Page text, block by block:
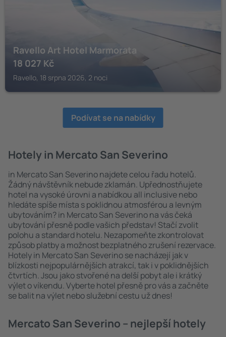
Ravello Art Hotel Marmorata
18 027 Kč
Ravello, 18 srpna 2026, 2 noci
Podívat se na nabídky
Hotely in Mercato San Severino
in Mercato San Severino najdete celou řadu hotelů.
Žádný návštěvník nebude zklamán. Upřednostňujete
hotel na vysoké úrovni a nabídkou all inclusive nebo
hledáte spíše místa s poklidnou atmosférou a levným
ubytováním? in Mercato San Severino na vás čeká
ubytování přesně podle vašich představ! Stačí zvolit
polohu a standard hotelu. Nezapomeňte zkontrolovat
způsob platby a možnost bezplatného zrušení rezervace.
Hotely in Mercato San Severino se nacházejí jak v
blízkosti nejpopulárnějších atrakcí, tak i v poklidnějších
čtvrtích. Jsou jako stvořené na delší pobyt ale i krátký
výlet o víkendu. Vyberte hotel přesně pro vás a začněte
se balit na výlet nebo služební cestu už dnes!
Mercato San Severino – nejlepší hotely